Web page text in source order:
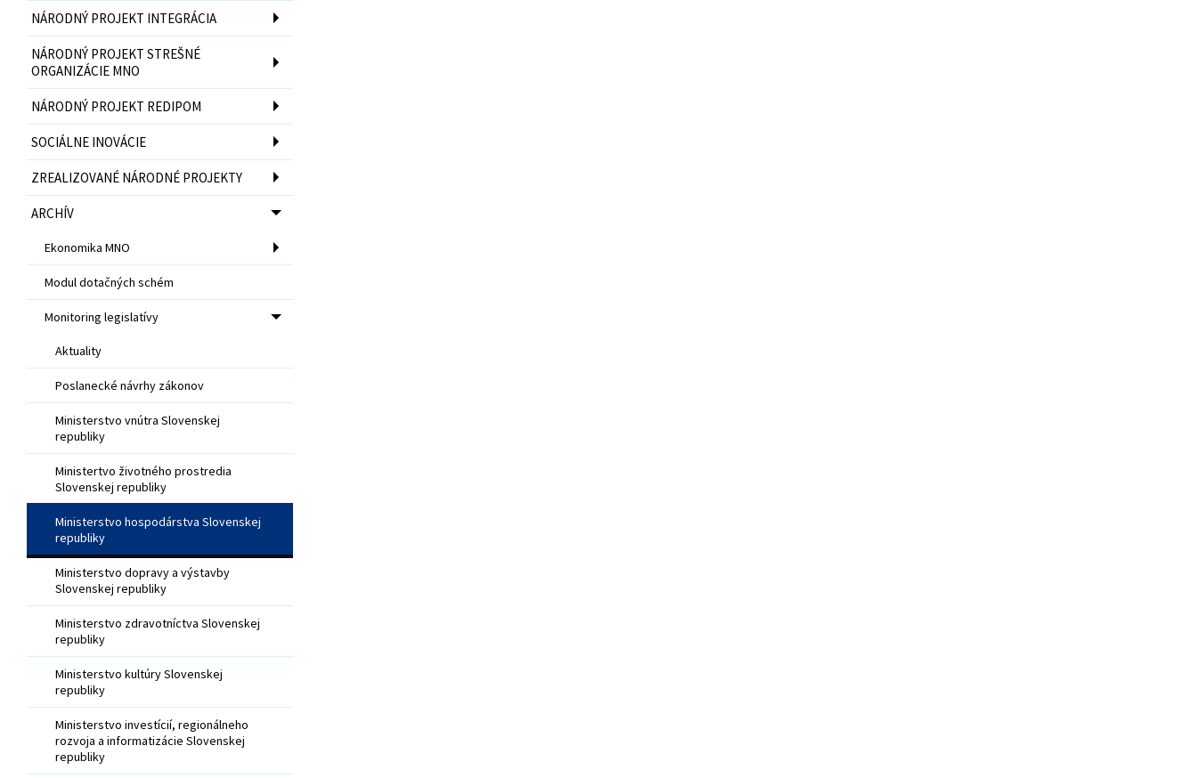
NÁRODNÝ PROJEKT INTEGRÁCIA
NÁRODNÝ PROJEKT STREŠNÉ
ORGANIZÁCIE MNO
NÁRODNÝ PROJEKT REDIPOM
SOCIÁLNE INOVÁCIE
ZREALIZOVANÉ NÁRODNÉ PROJEKTY
ARCHÍV
Ekonomika MNO
Modul dotačných schém
Monitoring legislatívy
Aktuality
Poslanecké návrhy zákonov
Ministerstvo vnútra Slovenskej
republiky
Ministertvo životného prostredia
Slovenskej republiky
Ministerstvo hospodárstva Slovenskej
republiky
Ministerstvo dopravy a výstavby
Slovenskej republiky
Ministerstvo zdravotníctva Slovenskej
republiky
Ministerstvo kultúry Slovenskej
republiky
Ministerstvo investícií, regionálneho
rozvoja a informatizácie Slovenskej
republiky